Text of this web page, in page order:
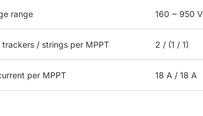
range 160 ~ 950 V
trackers / strings per MPPT 2 / (1 / 1)
per MPPT 18 A / 18 A